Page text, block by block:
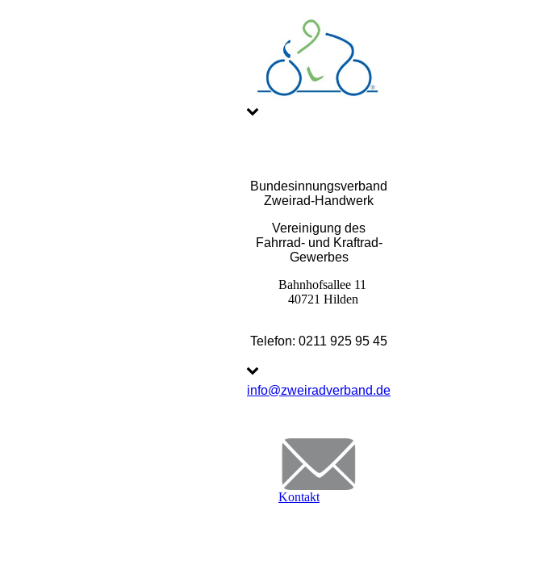
Bundesinnungsverband
Zweirad-Handwerk
Vereinigung des
Fahrrad- und Kraftrad-
Gewerbes
Bahnhofsallee 11
40721 Hilden
Telefon: 0211 925 95 45
info@zweiradverband.de
Kontakt